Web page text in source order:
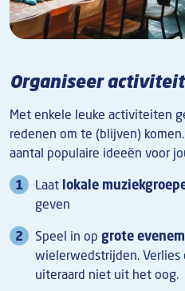
Organiseer
Met enkele leuke activiteiten
redenen om te (blijven)
aantal populaire ideeën voor
Laat lokale
geven
Speel in op grote
wielerwedstrijden.
uiteraard niet uit het oog.